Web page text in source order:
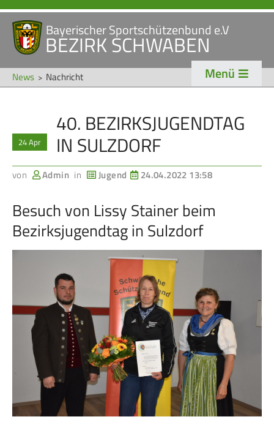
Bayerischer Sportschützenbund e.V
BEZIRK SCHWABEN
News Nachricht Menü
24 Apr
40. BEZIRKSJUGENDTAG
IN SULZDORF
von Admin in Jugend 24.04.2022 13:58
Besuch von Lissy Stainer beim
Bezirksjugendtag in Sulzdorf
Navigation
überspringen
STARTSEITE
VERANSTALTUNGEN
NEWS
überspringen
Veranstaltungen
Bezirk Schwaben
Gaue & Mitglieder
Referenten
TRADITION
Schützentradition
Bezirksschützen­tag
Oktoberfest
Schützen­­museum
SPORT
Schützensport
Meisterschaften
Senioren-Auflage
JUGEND
Schützen Jugend
Bezirkspokal
Sommerbiathlon
Lichtgewehre